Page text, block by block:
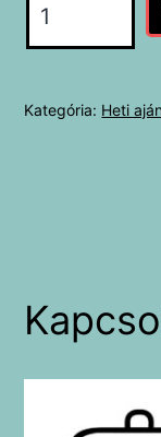
pisztráng,
Kategória: Heti